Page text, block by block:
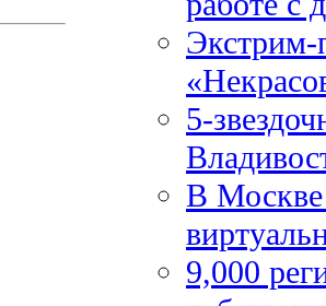
Экстрим-
5-
В Москве
9,000